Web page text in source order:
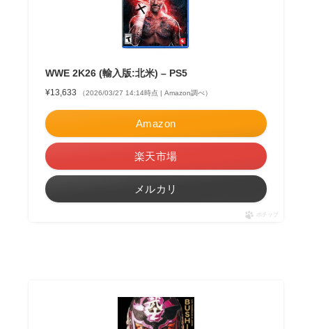
WWE 2K26 (輸入版:北米) – PS5
¥13,633 （2026/03/27 14:14時点 | Amazon調べ）
Amazon
楽天市場
メルカリ
ポチップ